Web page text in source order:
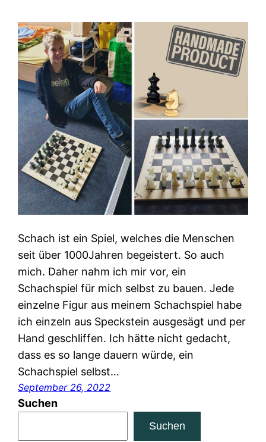
Schach ist ein Spiel, welches die Menschen
seit über 1000Jahren begeistert. So auch
mich. Daher nahm ich mir vor, ein
Schachspiel für mich selbst zu bauen. Jede
einzelne Figur aus meinem Schachspiel habe
ich einzeln aus Speckstein ausgesägt und per
Hand geschliffen. Ich hätte nicht gedacht,
dass es so lange dauern würde, ein
Schachspiel selbst…
September 26, 2022
Suchen
Suchen